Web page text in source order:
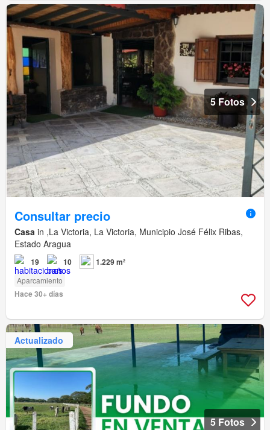
5 Fotos
Consultar precio
Casa in ,La Victoria, La Victoria, Municipio José Félix Ribas,
Estado Aragua
19 10 1.229 m²
Aparcamiento
Hace 30+ días
Actualizado
5 Fotos